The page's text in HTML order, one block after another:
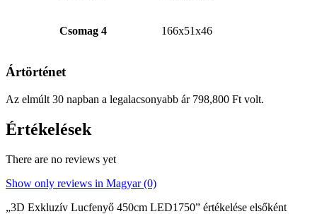
Csomag 4 166x51x46
Ártörténet
Az elmúlt 30 napban a legalacsonyabb ár 798,800 Ft volt.
Értékelések
There are no reviews yet
Show only reviews in Magyar (0)
„3D Exkluzív Lucfenyő 450cm LED1750” értékelése elsőként